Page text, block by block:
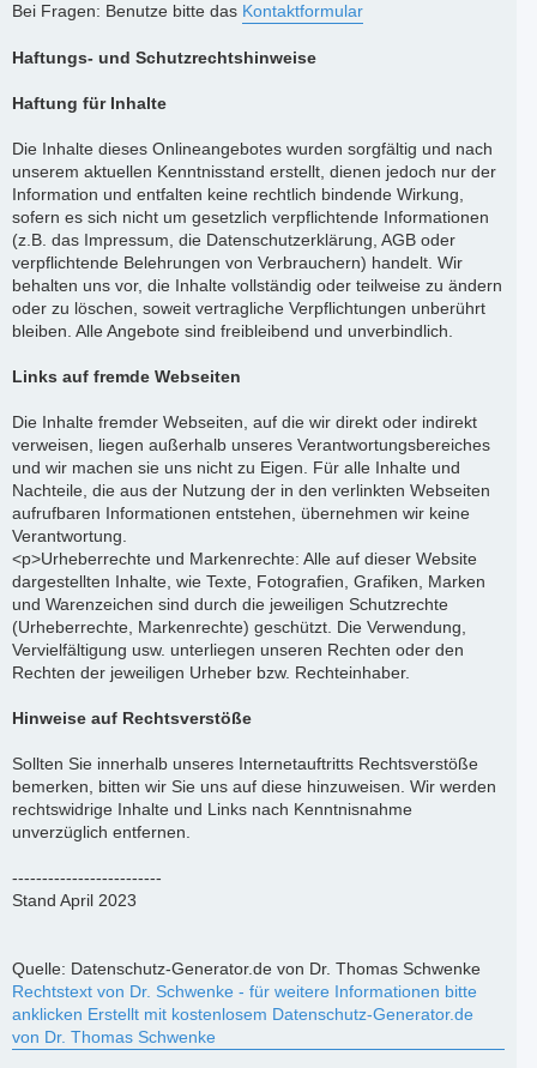
Bei Fragen: Benutze bitte das Kontaktformular
Haftungs- und Schutzrechtshinweise
Haftung für Inhalte
Die Inhalte dieses Onlineangebotes wurden sorgfältig und nach
unserem aktuellen Kenntnisstand erstellt, dienen jedoch nur der
Information und entfalten keine rechtlich bindende Wirkung,
sofern es sich nicht um gesetzlich verpflichtende Informationen
(z.B. das Impressum, die Datenschutzerklärung, AGB oder
verpflichtende Belehrungen von Verbrauchern) handelt. Wir
behalten uns vor, die Inhalte vollständig oder teilweise zu ändern
oder zu löschen, soweit vertragliche Verpflichtungen unberührt
bleiben. Alle Angebote sind freibleibend und unverbindlich.
Links auf fremde Webseiten
Die Inhalte fremder Webseiten, auf die wir direkt oder indirekt
verweisen, liegen außerhalb unseres Verantwortungsbereiches
und wir machen sie uns nicht zu Eigen. Für alle Inhalte und
Nachteile, die aus der Nutzung der in den verlinkten Webseiten
aufrufbaren Informationen entstehen, übernehmen wir keine
Verantwortung.
<p>Urheberrechte und Markenrechte: Alle auf dieser Website
dargestellten Inhalte, wie Texte, Fotografien, Grafiken, Marken
und Warenzeichen sind durch die jeweiligen Schutzrechte
(Urheberrechte, Markenrechte) geschützt. Die Verwendung,
Vervielfältigung usw. unterliegen unseren Rechten oder den
Rechten der jeweiligen Urheber bzw. Rechteinhaber.
Hinweise auf Rechtsverstöße
Sollten Sie innerhalb unseres Internetauftritts Rechtsverstöße
bemerken, bitten wir Sie uns auf diese hinzuweisen. Wir werden
rechtswidrige Inhalte und Links nach Kenntnisnahme
unverzüglich entfernen.
-------------------------
Stand April 2023
Quelle: Datenschutz-Generator.de von Dr. Thomas Schwenke
Rechtstext von Dr. Schwenke - für weitere Informationen bitte
anklicken Erstellt mit kostenlosem Datenschutz-Generator.de
von Dr. Thomas Schwenke